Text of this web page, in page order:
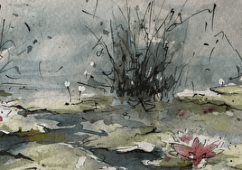
Exporter les lignes sélectionnées
Exporter toutes les colonnes
Exporter uniquement les
Menu
?>
Images de la page d'accueil
Cliquez pour éditer